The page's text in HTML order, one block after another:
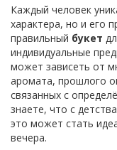
Каждый человек
характера, но и его
правильный букет
индивидуальные
может зависеть от
аромата, прошлого
связанных с
знаете, что с
это может стать
вечера.